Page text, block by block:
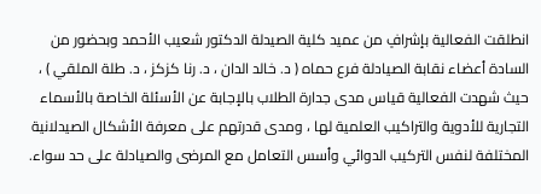
انطلقت الفعالية بإشرافٍ من عميد كلية الصيدلة الدكتور شعيب الأحمد وبحضور من
السادة أعضاء نقابة الصيادلة فرع حماه ( د. خالد الدان ، د. رنا كزكز ، د. طلة الملقي ) ،
حيث شهدت الفعالية قياس مدى جدارة الطلاب بالإجابة عن الأسئلة الخاصة بالأسماء
التجارية للأدوية والتراكيب العلمية لها ، ومدى قدرتهم على معرفة الأشكال الصيدلانية
المختلفة لنفس التركيب الدوائي وأسس التعامل مع المرضى والصيادلة على حد سواء.